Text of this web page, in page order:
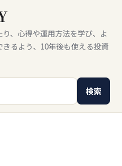
、心得や運用方法を学び、よ
るよう、10年後も使える投資
検索